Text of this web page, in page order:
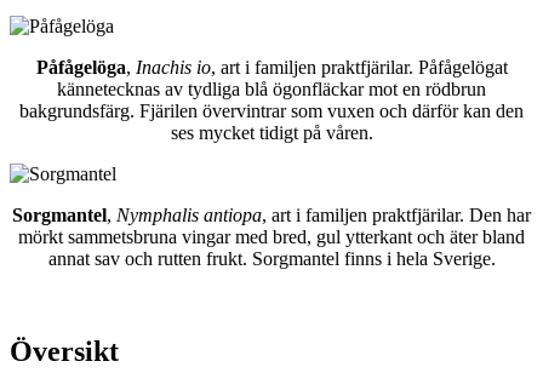
Påfågelöga, Inachis io, art i familjen praktfjärilar. Påfågelögat
kännetecknas av tydliga blå ögonfläckar mot en rödbrun
bakgrundsfärg. Fjärilen övervintrar som vuxen och därför kan den
ses mycket tidigt på våren.
Sorgmantel, Nymphalis antiopa, art i familjen praktfjärilar. Den har
mörkt sammetsbruna vingar med bred, gul ytterkant och äter bland
annat sav och rutten frukt. Sorgmantel finns i hela Sverige.
Översikt